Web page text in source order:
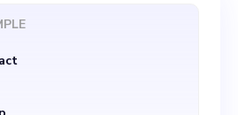
развития
предстоит
в